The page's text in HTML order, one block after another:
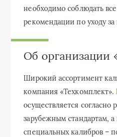
необходимо соблюдать
рекомендации по уходу
Об организации
Широкий ассортимент
компания «Техкомплект».
осуществляется согласно
зарубежным стандартам, а
специальных калибров –